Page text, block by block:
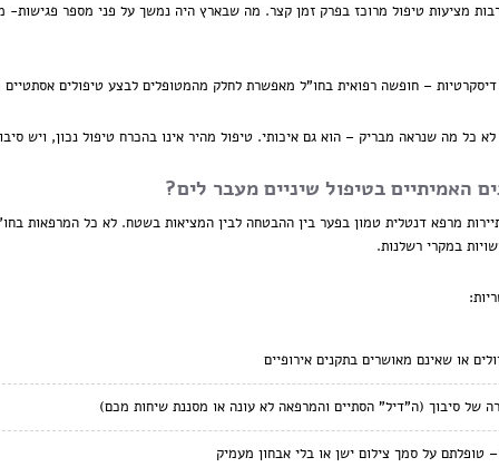
רבות מציעות טיפול מרוכז בפרק זמן קצר. מה שבארץ היה נמשך על פני מספר
– חופשה רפואית בחו"ל מאפשרת לחלק מהמטופלים לבצע טיפולים
כל מה שנראה מבריק – הוא גם איכותי. טיפול מהיר אינו בהכרח טיפול נכון, ויש
האמיתיים בטיפול שיניים מעבר לים?
מרפא דנטלית טמון בפער בין ההבטחה לבין המציאות בשטח. לא כל המרפאות
במקרי רשלנות.
או שאינם מאושרים בתקנים אירופיים
של סיבוך (ה"דיל" הסתיים והמרפאה לא עונה או מסננת שיחות מכם)
טופלתם על סמך צילום ישן או בלי אבחון מעמיק